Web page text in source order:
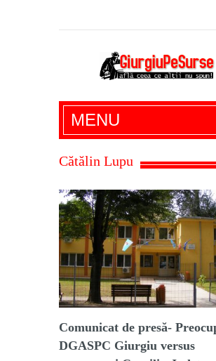
Giurgiu Pe Surse –
administratie giurgiu,
economic, editoriale
MENU
Cătălin Lupu
Comunicat de presă-
DGASPC Giurgiu versus